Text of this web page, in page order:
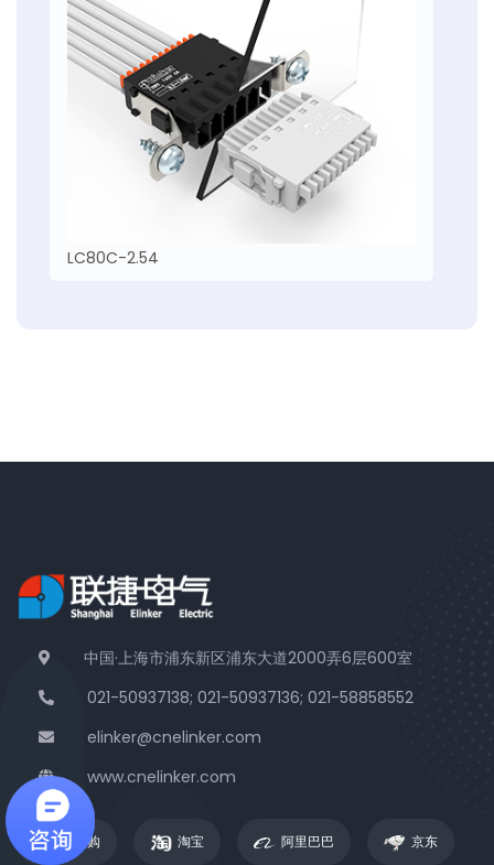
LC80C-2.54
中国·上海市浦东新区浦东大道2000弄6层600室
021-50937138; 021-50937136; 021-58858552
elinker@cnelinker.com
www.cnelinker.com
易联购 淘宝 阿里巴巴 京东